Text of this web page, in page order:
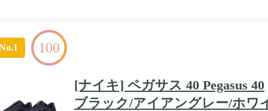
100
[ナイキ] ペガサス 40 Pegasus 40
ブラック/アイアングレー/ホワ